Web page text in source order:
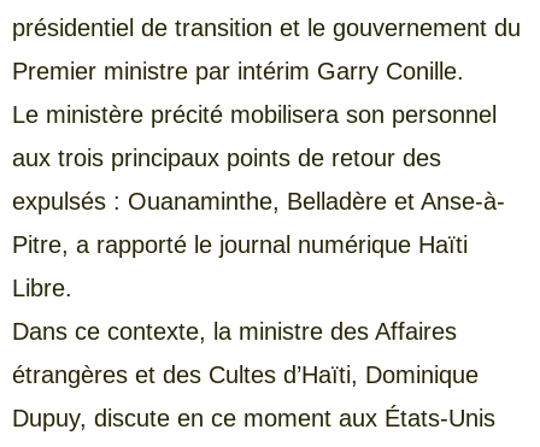
présidentiel de transition et le gouvernement du
Premier ministre par intérim Garry Conille.
Le ministère précité mobilisera son personnel
aux trois principaux points de retour des
expulsés : Ouanaminthe, Belladère et Anse-à-
Pitre, a rapporté le journal numérique Haïti
Libre.
Dans ce contexte, la ministre des Affaires
étrangères et des Cultes d’Haïti, Dominique
Dupuy, discute en ce moment aux États-Unis